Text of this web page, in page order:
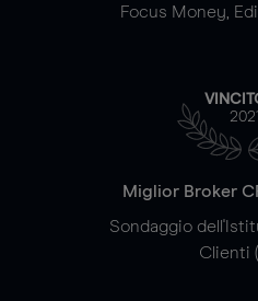
Focus Money,
2021
Miglior Broker
Sondaggio
Clienti